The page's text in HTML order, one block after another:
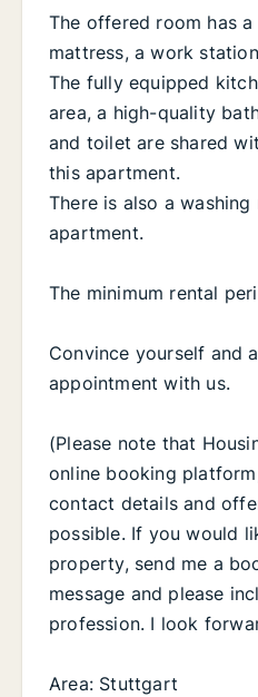
The offered room has
mattress, a work
The fully equipped
area, a high-quality
and toilet are shared
this apartment.
There is also a washing
apartment.
The minimum rental
Convince yourself and
appointment with us.
(Please note that
online booking
contact details and
possible. If you would
property, send me a
message and please
profession. I look
Area: Stuttgart